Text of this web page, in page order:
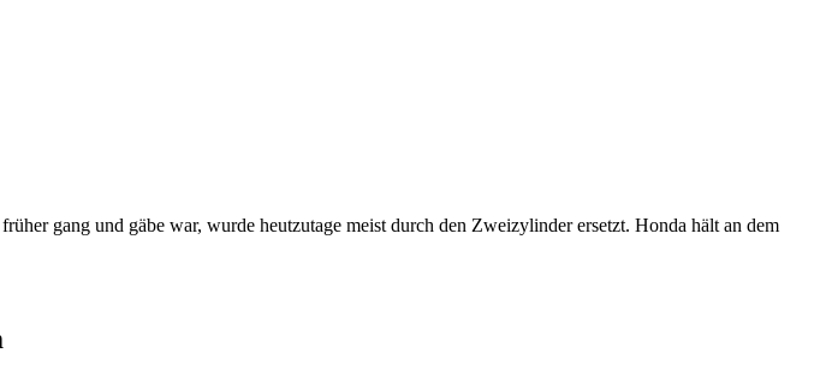
gang und gäbe war, wurde heutzutage meist durch den Zweizylinder ersetzt. Honda hält an dem